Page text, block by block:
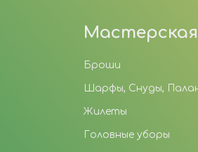
Мастерская
Броши
Шарфы, Снуды,
Жилеты
Головные уборы